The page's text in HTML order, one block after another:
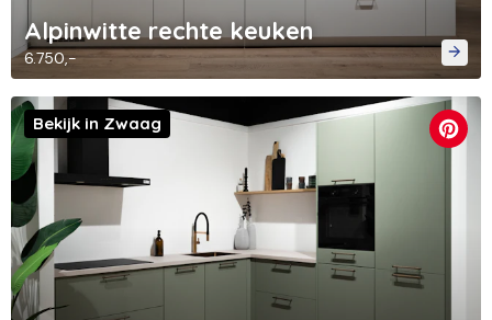
Alpinwitte rechte keuken
6.750,-
Bekijk in Zwaag